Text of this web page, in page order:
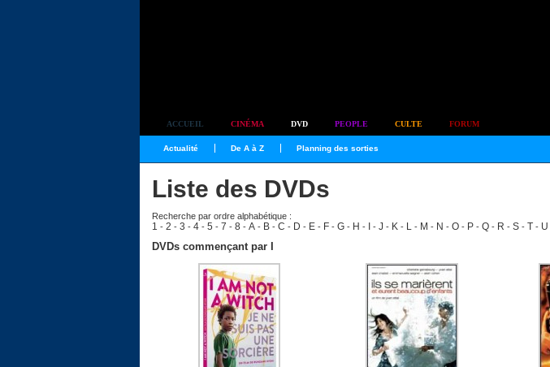
ACCUEIL CINÉMA DVD PEOPLE CULTE FORUM
Actualité De A à Z Planning des sorties
Liste des DVDs
Recherche par ordre alphabétique :
1 - 2 - 3 - 4 - 5 - 7 - 8 - A - B - C - D - E - F - G - H - - J - K - L - M - N - O - P - Q - R - S - T - U
DVDs commençant par I